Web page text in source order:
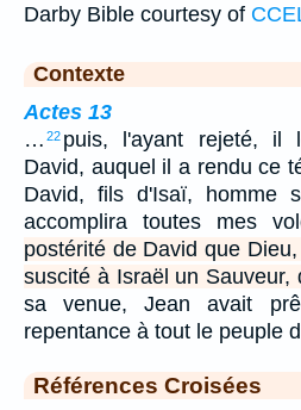
Darby Bible courtesy of
Contexte
Actes 13
… 22 puis, l'ayant rejeté, il
David, auquel il a rendu ce
David, fils d'Isaï, homme
accomplira toutes mes
postérité de David que
suscité à Israël un Sauveur,
sa venue, Jean avait
repentance à tout le peuple
Références Croisées